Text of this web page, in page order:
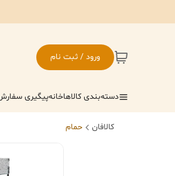
ورود / ثبت نام
دسته‌بندی کالاهاخانهپیگیری
کالافان حمام